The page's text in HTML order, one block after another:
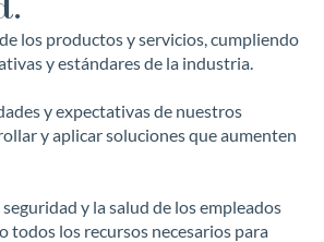
los productos y servicios, cumpliendo
y estándares de la industria.
y expectativas de nuestros
y aplicar soluciones que aumenten
y la salud de los empleados
todos los recursos necesarios para